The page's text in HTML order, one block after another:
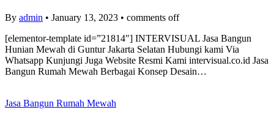
By admin • January 13, 2023 • comments off
[elementor-template id=”21814″] INTERVISUAL Jasa Bangun
Hunian Mewah di Guntur Jakarta Selatan Hubungi kami Via
Whatsapp Kunjungi Juga Website Resmi Kami intervisual.co.id Jasa
Bangun Rumah Mewah Berbagai Konsep Desain…
Jasa Bangun Rumah Mewah